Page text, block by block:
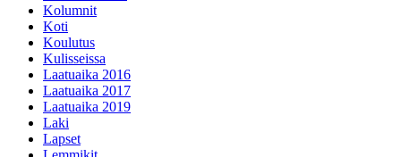
Kolumnit
Koti
Koulutus
Kulisseissa
Laatuaika 2016
Laatuaika 2017
Laatuaika 2019
Laki
Lapset